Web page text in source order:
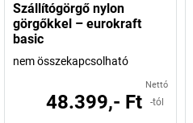
Szállítógörgő nylon
görgőkkel – eurokraft
basic
nem összekapcsolható
Nettó
48.399,- Ft -tól